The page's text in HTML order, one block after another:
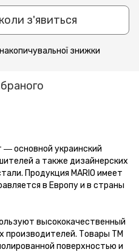
з'явиться
знижки
― основной украинский
а также дизайнерских
Продукция MARIO имеет
в Европу и в страны
высококачественный
производителей. Товары ТМ
поверхностью и